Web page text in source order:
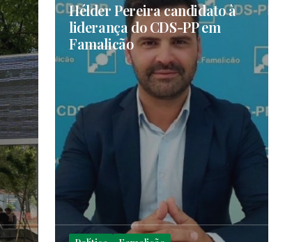
Hélder Pereira candidato à
liderança do CDS-PP em
Famalicão